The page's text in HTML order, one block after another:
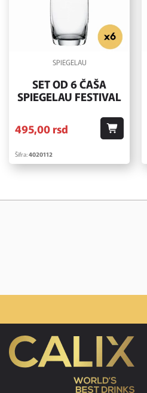
SPIEGELAU
SET OD 6 ČAŠA
SPIEGELAU FESTIVAL
495,00rsd
Šifra:4020112